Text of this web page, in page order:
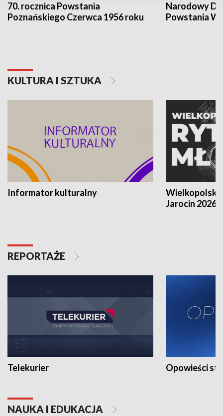
70. rocznica Powstania
Poznańskiego Czerwca 1956 roku
Narodowy
Powstania
KULTURA I SZTUKA
Informator kulturalny
Jarocin 2026
REPORTAŻE
Telekurier Opowieści
NAUKA I EDUKACJA